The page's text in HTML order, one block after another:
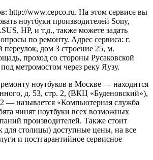
http://www.cepco.ru. На этом сервисе вы
ноутбуки производителей Sony,
HP, и т.д., также можете задать
по ремонту. Адрес сервиса: г.
дом 3 строение 25, м.
проход со стороны Русаковской
метромостом через реку Яузу.
ноутбуков в Москве — находится
д. 53, стр. 2, (ВКЦ «Буденовский»),
— называется «Компьютерная служба
чинят ноутбуки всех возможных
производителей. Также стоит
для столицы) доступные цены, на все
и постгарантийное сервисное